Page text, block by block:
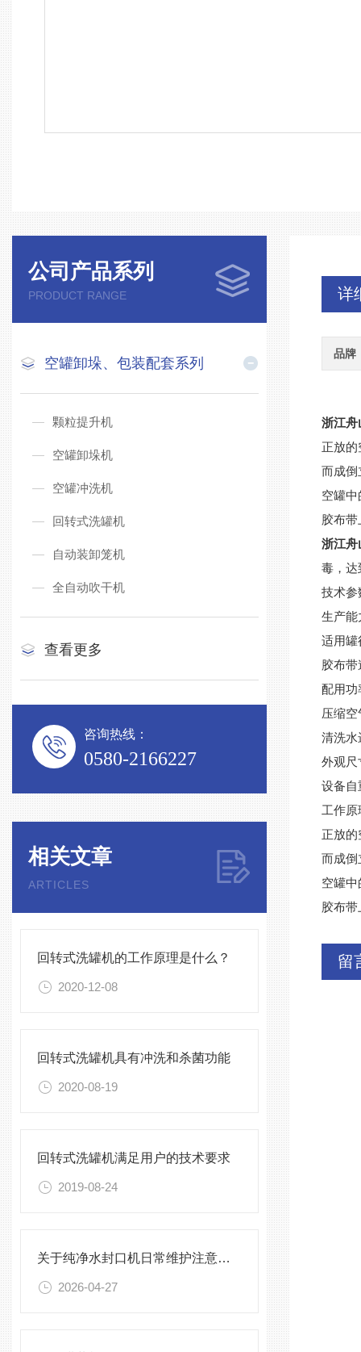
公司产品系列
PRODUCT RANGE
空罐卸垛、包装配套系列
颗粒提升机
空罐卸垛机
空罐冲洗机
回转式洗罐机
自动装卸笼机
全自动吹干机
查看更多
咨询热线：
0580-2166227
相关文章
ARTICLES
回转式洗罐机的工作原理是什么？
2020-12-08
回转式洗罐机具有冲洗和杀菌功能
2020-08-19
回转式洗罐机满足用户的技术要求
2019-08-24
关于纯净水封口机日常维护注意事项
2026-04-27
详
品牌
浙江舟
正放
而成倒
空罐
胶布
浙江舟
毒，达
技术参
生产能
适用罐
胶布
配用功
压缩
清洗水
外观尺
设备自
工作原
正放
而成倒
空罐
胶布
留